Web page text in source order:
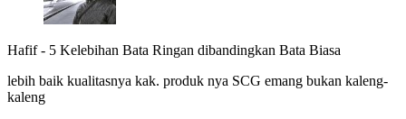
Hafif- 5 Kelebihan Bata Ringan dibandingkan Bata Biasa
lebih baik kualitasnya kak. produk nya SCG emang bukan kaleng-
kaleng